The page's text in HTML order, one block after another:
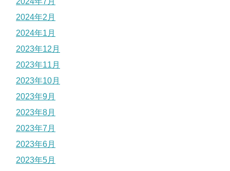
2024年2月
2024年1月
2023年12月
2023年11月
2023年10月
2023年9月
2023年8月
2023年7月
2023年6月
2023年5月